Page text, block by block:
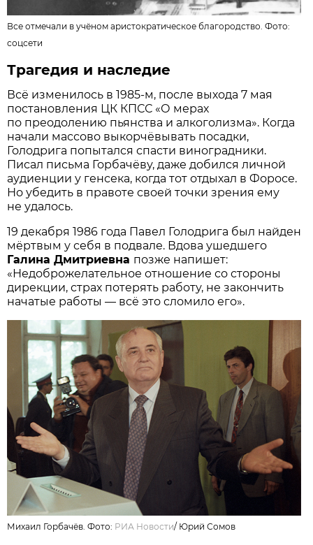
Все отмечали в учёном аристократическое благородство. Фото:
соцсети
Трагедия и наследие
Всё изменилось в 1985-м, после выхода 7 мая
постановления ЦК КПСС «О мерах
по преодолению пьянства и алкоголизма». Когда
начали массово выкорчёвывать посадки,
Голодрига попытался спасти виноградники.
Писал письма Горбачёву, даже добился личной
аудиенции у генсека, когда тот отдыхал в Форосе.
Но убедить в правоте своей точки зрения ему
не удалось.
19 декабря 1986 года Павел Голодрига был найден
мёртвым у себя в подвале. Вдова ушедшего
Галина Дмитриевна позже напишет:
«Недоброжелательное отношение со стороны
дирекции, страх потерять работу, не закончить
начатые работы — всё это сломило его».
Михаил Горбачёв. Фото: РИА Новости/ Юрий Сомов